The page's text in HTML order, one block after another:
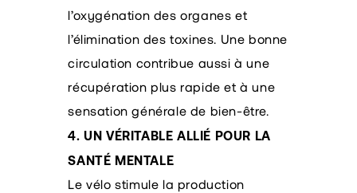
l’oxygénation des organes et
l’élimination des toxines. Une bonne
circulation contribue aussi à une
récupération plus rapide et à une
sensation générale de bien-être.
4. UN VÉRITABLE ALLIÉ POUR LA
SANTÉ MENTALE
Le vélo stimule la production